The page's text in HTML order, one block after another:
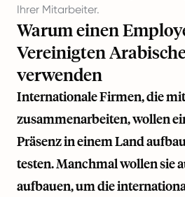
Ihrer Mitarbeiter.
Warum einen
Vereinigten
verwenden
Internationale Firmen, die
zusammenarbeiten, wollen
Präsenz in einem Land
testen. Manchmal wollen sie
aufbauen, um die